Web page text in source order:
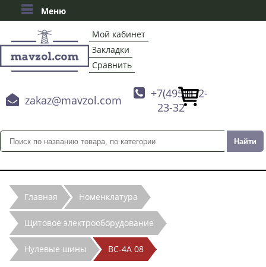
Меню
Мой кабинет
Закладки
Сравнить
 zakaz@mavzol.com
 +7(495)132-
23-32
Главная Номенклатура
Щитовое электрооборудование
Нулевые шины ВС-4А 08